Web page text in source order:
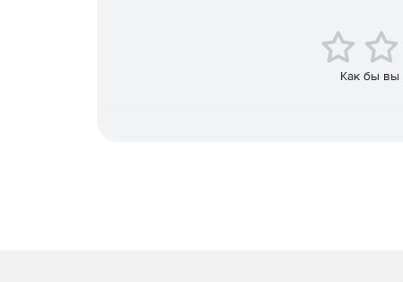
Как бы вы